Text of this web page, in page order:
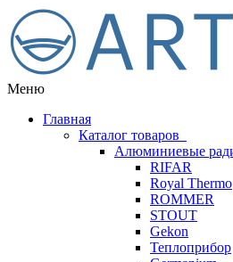
Меню
Главная
Каталог товаров
Алюминиевые
RIFAR
Royal Thermo
ROMMER
STOUT
Gekon
Теплоприбор